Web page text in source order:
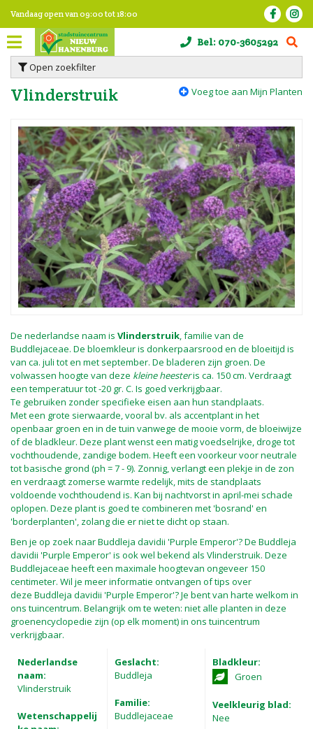
n
Vandaag open van09:00tot18:00
Bel: 070-3605292
Open zoekfilter
Vlinderstruik Voeg toe aan Mijn Planten
De nederlandse naam is Vlinderstruik, familie van de
Buddlejaceae. De bloemkleur is donkerpaarsrood en de bloeitijd is
van ca. juli tot en met september. De bladeren zijn groen. De
volwassen hoogte van deze kleine heesteris ca. 150 cm. Verdraagt
een temperatuur tot -20 gr. C. Is goed verkrijgbaar.
Te gebruiken zonder specifieke eisen aan hun standplaats.
Met een grote sierwaarde, vooral bv. als accentplant in het
openbaar groen en in de tuin vanwege de mooie vorm, de bloeiwijze
of de bladkleur. Deze plant wenst een matig voedselrijke, droge tot
vochthoudende, zandige bodem. Heeft een voorkeur voor neutrale
tot basische grond (ph = 7 - 9). Zonnig, verlangt een plekje in de zon
en verdraagt zomerse warmte redelijk, mits de standplaats
voldoende vochthoudend is. Kan bij nachtvorst in april-mei schade
oplopen. Deze plant is goed te combineren met 'bosrand' en
'borderplanten', zolang die er niet te dicht op staan.
Ben je op zoek naar Buddleja davidii 'Purple Emperor'? De Buddleja
davidii 'Purple Emperor' is ook wel bekend als Vlinderstruik. Deze
Buddlejaceae heeft een maximale hoogtevan ongeveer 150
centimeter. Wil je meer informatie ontvangen of tips over
deze Buddleja davidii 'Purple Emperor'? Je bent van harte welkom in
ons tuincentrum. Belangrijk om te weten: niet alle planten in deze
groenencyclopedie zijn (op elk moment) in ons tuincentrum
verkrijgbaar.
Nederlandse
naam:
Vlinderstruik
Wetenschappelij
Geslacht:
Buddleja
Familie:
Buddlejaceae
Bladkleur:
Groen
Veelkleurig blad:
Nee